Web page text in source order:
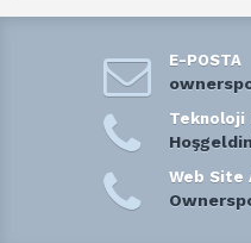
E-POSTA
Teknoloji
Web Site